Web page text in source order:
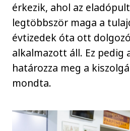
érkezik, ahol az
legtöbbször maga a
évtizedek óta ott
alkalmazott áll. Ez pedig
határozza meg a
mondta.